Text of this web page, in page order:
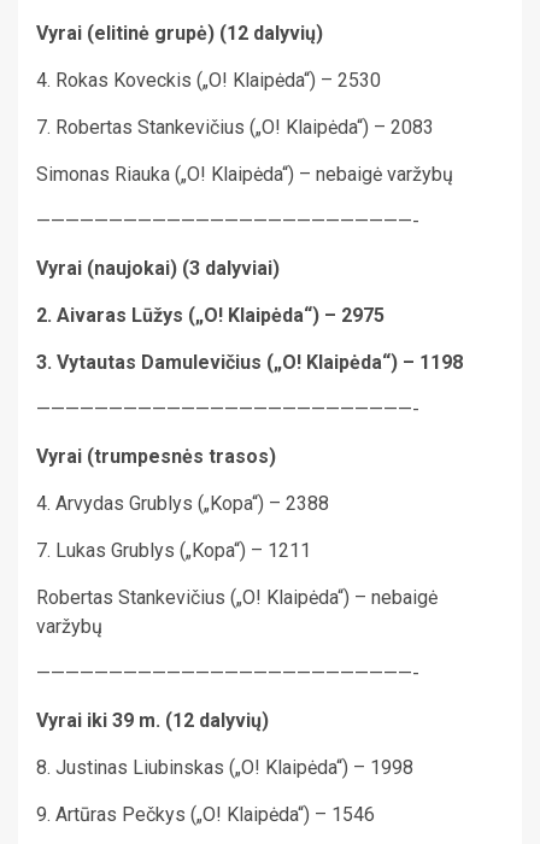
Vyrai (elitinė grupė) (12 dalyvių)
4. Rokas Koveckis („O! Klaipėda“) – 2530
7. Robertas Stankevičius („O! Klaipėda“) – 2083
Simonas Riauka („O! Klaipėda“) – nebaigė varžybų
——————————————————————————-
Vyrai (naujokai) (3 dalyviai)
2. Aivaras Lūžys („O! Klaipėda“) – 2975
3. Vytautas Damulevičius („O! Klaipėda“) – 1198
——————————————————————————-
Vyrai (trumpesnės trasos)
4. Arvydas Grublys („Kopa“) – 2388
7. Lukas Grublys („Kopa“) – 1211
Robertas Stankevičius („O! Klaipėda“) – nebaigė
varžybų
——————————————————————————-
Vyrai iki 39 m. (12 dalyvių)
8. Justinas Liubinskas („O! Klaipėda“) – 1998
9. Artūras Pečkys („O! Klaipėda“) – 1546